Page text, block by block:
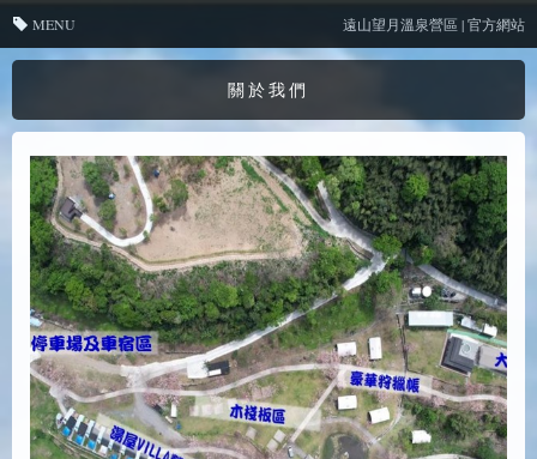
關於我們
MENU 遠山望月溫泉營區 | 官方網站